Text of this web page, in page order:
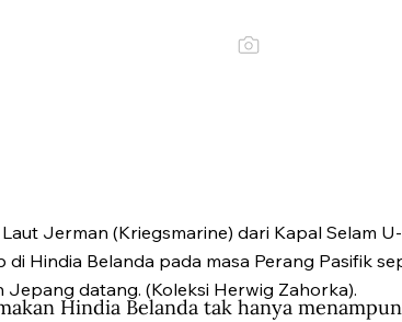
Jerman (Kriegsmarine) dari Kapal Selam
Hindia Belanda pada masa Perang Pasifik
Jepang datang. (Koleksi Herwig Zahorka).
Hindia Belanda tak hanya